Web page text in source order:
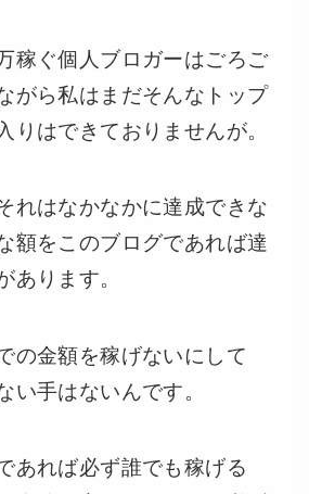
稼ぐ個人ブロガーはごろご
がら私はまだそんなトップ
りはできておりませんが。
れはなかなかに達成できな
額をこのブログであれば達
あります。
の金額を稼げないにして
い手はないんです。
あれば必ず誰でも稼げる